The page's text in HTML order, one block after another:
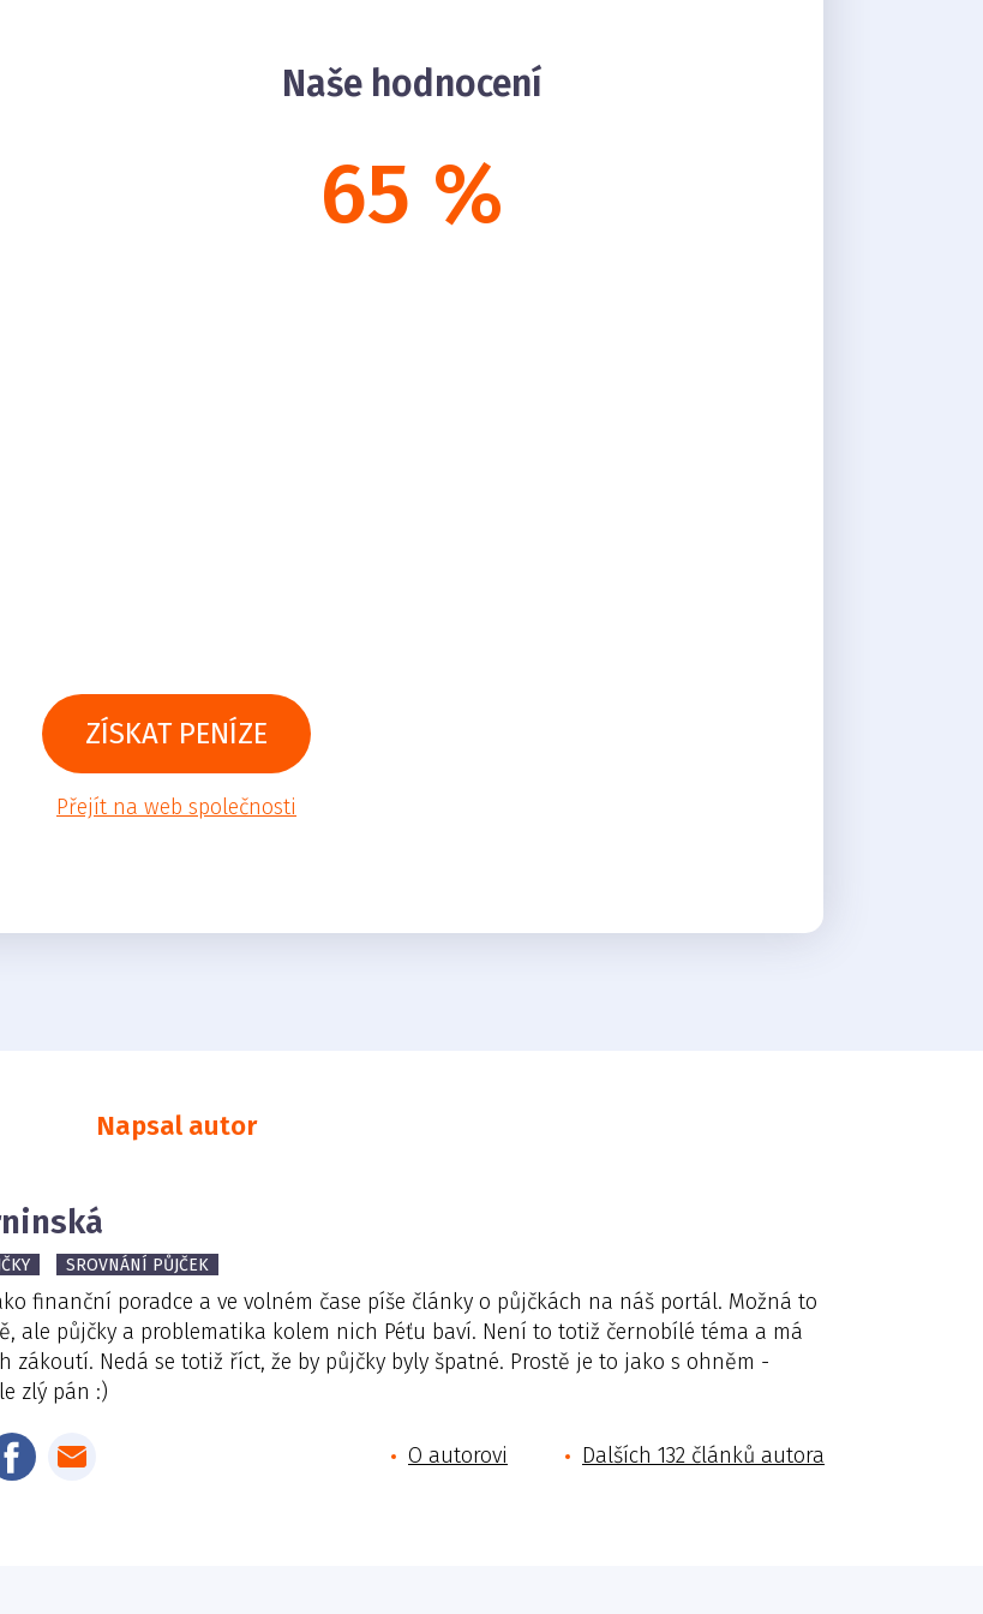
Naše hodnocení
65 %
ZÍSKAT PENÍZE
Přejít na web společnosti
Napsal autor
SROVNÁNÍ PŮJČEK
finanční poradce a ve volném čase píše články o půjčkách na náš portál. Možná to
ale půjčky a problematika kolem nich Péťu baví. Není to totiž černobílé téma a má
zákoutí. Nedá se totiž říct, že by půjčky byly špatné. Prostě je to jako s ohněm -
zlý pán :)
O autorovi Dalších 132 článků autora